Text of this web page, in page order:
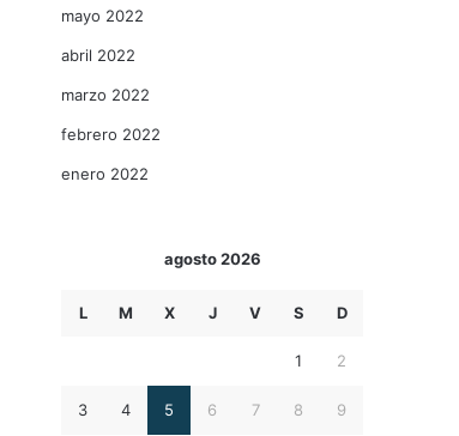
mayo 2022
abril 2022
marzo 2022
febrero 2022
enero 2022
agosto 2026
L M X J V S D
1 2
3 4 5 6 7 8 9